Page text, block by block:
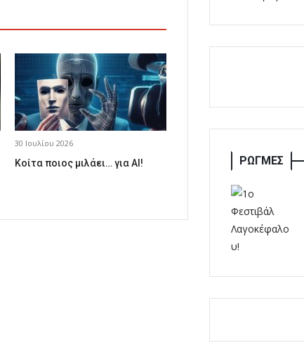
30 Ιουλίου 2026
Κοίτα ποιος μιλάει… για AI! ΡΩΓΜΕΣ